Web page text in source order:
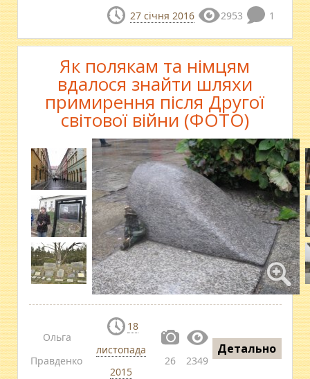
27 січня 2016 2953 1
Як полякам та німцям
вдалося знайти шляхи
примирення після Другої
світової війни (ФОТО)
Ольга
Правденко
18
листопада
2015
26 2349
Детально